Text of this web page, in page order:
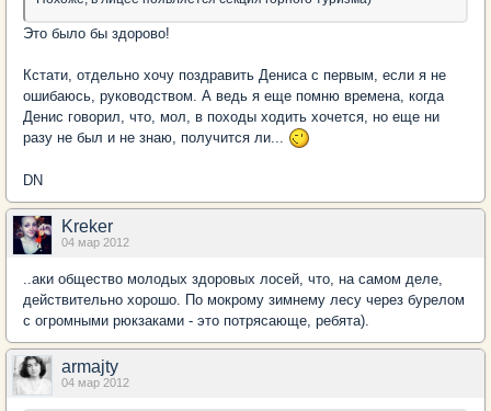
Это было бы здорово!
Кстати, отдельно хочу поздравить Дениса с первым, если я не
ошибаюсь, руководством. А ведь я еще помню времена, когда
Денис говорил, что, мол, в походы ходить хочется, но еще ни
разу не был и не знаю, получится ли...
DN
Kreker
04 мар 2012
..аки общество молодых здоровых лосей, что, на самом деле,
действительно хорошо. По мокрому зимнему лесу через бурелом
с огромными рюкзаками - это потрясающе, ребята).
armajty
04 мар 2012